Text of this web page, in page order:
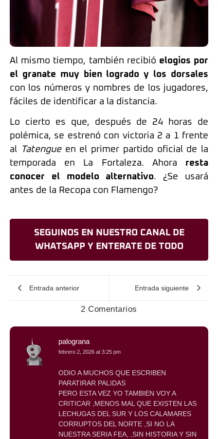
Al mismo tiempo, también recibió elogios por
el granate muy bien logrado y los dorsales
con los números y nombres de los jugadores,
fáciles de identificar a la distancia.
Lo cierto es que, después de 24 horas de
polémica, se estrenó con victoria 2 a 1 frente
al Tatengueen el primer partido oficial de la
temporada en La Fortaleza. Ahora resta
conocer el modelo alternativo. ¿Se usará
antes de la Recopa con Flamengo?
SEGUINOS EN NUESTRO CANAL DE
WHATSAPP Y ENTERATE DE TODO
Entrada anterior Entrada siguiente
2 Comentarios
palograna
febrero 2, 2026 at 3:25 pm
ODIO A MUCHOS QUE ESCRIBEN
PARATIRAR PALIDAS
PERO ESTA VEZ YO TAMBIEN VOY A
CRITICAR ,MENOS MAL QUE EXISTEN LAS
LECHUGAS DEL SUR Y LOS CALAMARES
CORRUPTOS DEL NORTE ,SI NO LA
NUESTRA SERIA FEA, ,SIN HISTORIA Y SIN